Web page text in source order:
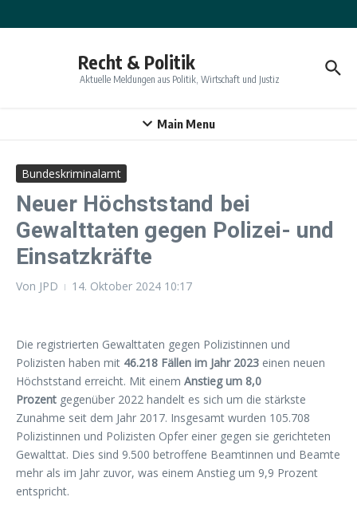
Recht & Politik
Aktuelle Meldungen aus Politik, Wirtschaft und Justiz
Main Menu
Bundeskriminalamt
Neuer Höchststand bei
Gewalttaten gegen Polizei- und
Einsatzkräfte
Von JPD 14. Oktober 2024 10:17
Die registrierten Gewalttaten gegen Polizistinnen und
Polizisten haben mit 46.218 Fällen im Jahr 2023 einen neuen
Höchststand erreicht. Mit einem Anstieg um 8,0
Prozent gegenüber 2022 handelt es sich um die stärkste
Zunahme seit dem Jahr 2017. Insgesamt wurden 105.708
Polizistinnen und Polizisten Opfer einer gegen sie gerichteten
Gewalttat. Dies sind 9.500 betroffene Beamtinnen und Beamte
mehr als im Jahr zuvor, was einem Anstieg um 9,9 Prozent
entspricht.